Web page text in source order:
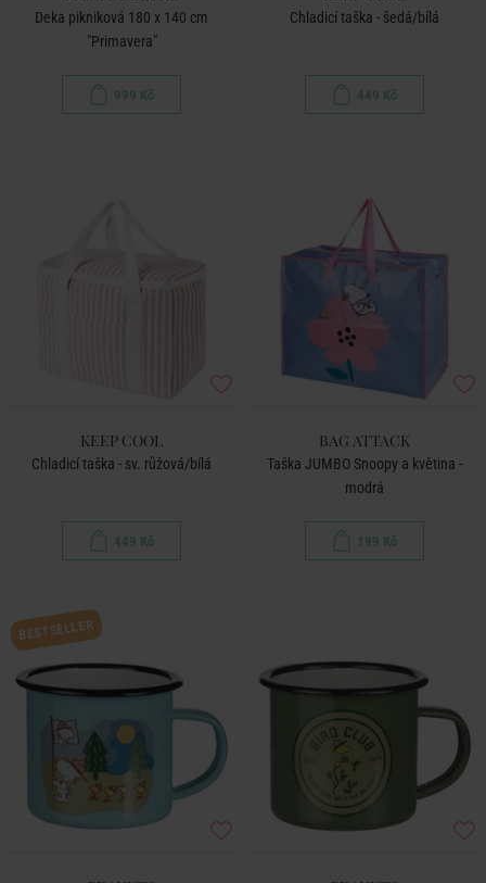
Deka pikniková 180 x 140 cm
"Primavera"
999 Kč
Chladicí taška - šedá/bílá
449 Kč
KEEP COOL
Chladicí taška - sv. růžová/bílá
449 Kč
BAG ATTACK
Taška JUMBO Snoopy a květina -
modrá
199 Kč
BESTSELLER